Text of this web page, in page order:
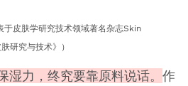
皮肤学研究技术领域著名杂志Skin
研究与技术》）
湿力，终究要靠原料说话。 作